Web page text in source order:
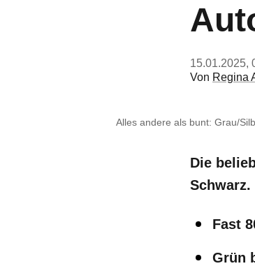
15.01.2025,
Von Regina
Alles andere als bunt: Grau/
Die
Fast
Grün